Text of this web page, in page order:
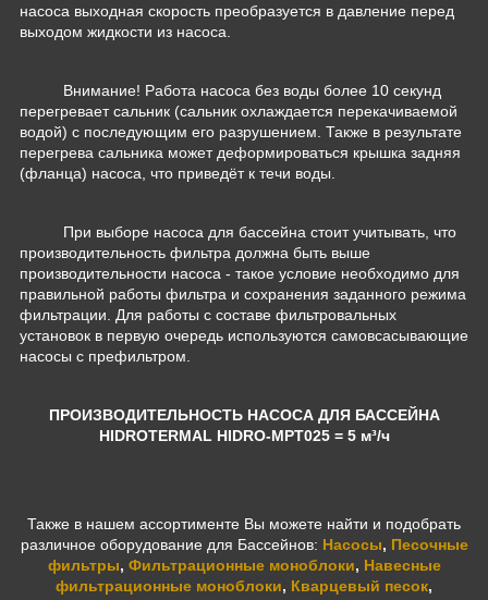
насоса выходная скорость преобразуется в давление перед
выходом жидкости из насоса.
Внимание! Работа насоса без воды более 10 секунд
перегревает сальник (сальник охлаждается перекачиваемой
водой) с последующим его разрушением. Также в результате
перегрева сальника может деформироваться крышка задняя
(фланца) насоса, что приведёт к течи воды.
При выборе насоса для бассейна стоит учитывать, что
производительность фильтра должна быть выше
производительности насоса - такое условие необходимо для
правильной работы фильтра и сохранения заданного режима
фильтрации. Для работы с составе фильтровальных
установок в первую очередь используются самовсасывающие
насосы с префильтром.
ПРОИЗВОДИТЕЛЬНОСТЬ НАСОСА ДЛЯ БАССЕЙНА
HIDROTERMAL HIDRO-MPT025 = 5 м³/ч
Также в нашем ассортименте Вы можете найти и подобрать
различное оборудование для Бассейнов: Насосы, Песочные
фильтры, Фильтрационные моноблоки, Навесные
фильтрационные моноблоки, Кварцевый песок,